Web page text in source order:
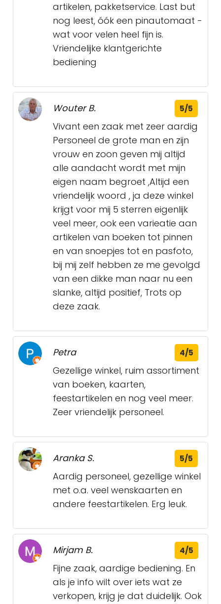
artikelen, pakketservice. Last but
nog leest, óók een pinautomaat -
wat voor velen heel fijn is.
Vriendelijke klantgerichte
bediening
Wouter B. 5/5
Vivant een zaak met zeer aardig
Personeel de grote man en zijn
vrouw en zoon geven mij altijd
alle aandacht wordt met mijn
eigen naam begroet ,Altijd een
vriendelijk woord , ja deze winkel
krijgt voor mij 5 sterren eigenlijk
veel meer, ook een varieatie aan
artikelen van boeken tot pinnen
en van snoepjes tot en pasfoto,
bij mij zelf hebben ze me gevolgd
van een dikke man naar nu een
slanke, altijd positief, Trots op
deze zaak.
Petra 4/5
Gezellige winkel, ruim assortiment
van boeken, kaarten,
feestartikelen en nog veel meer.
Zeer vriendelijk personeel.
Aranka S. 5/5
Aardig personeel, gezellige winkel
met o.a. veel wenskaarten en
andere feestartikelen. Erg leuk.
Mirjam B. 4/5
Fijne zaak, aardige bediening. En
als je info wilt over iets wat ze
verkopen, krijg je dat duidelijk. Ook